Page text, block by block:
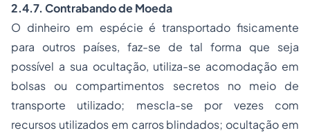
2.4.7. Contrabando de Moeda
O dinheiro em espécie é transportado fisicamente
para outros países, faz-se de tal forma que seja
possível a sua ocultação, utiliza-se acomodação em
bolsas ou compartimentos secretos no meio de
transporte utilizado; mescla-se por vezes com
recursos utilizados em carros blindados; ocultação em